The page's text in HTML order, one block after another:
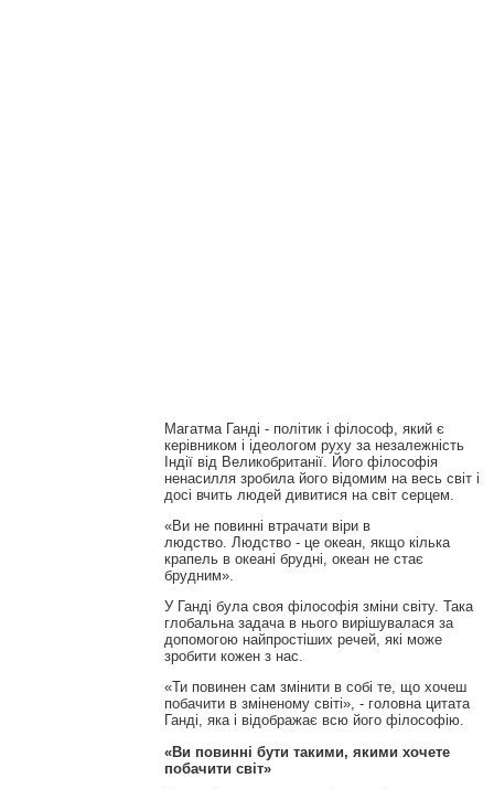
Магатма Ганді - політик і філософ, який є
керівником і ідеологом руху за незалежність
Індії від Великобританії. Його філософія
ненасилля зробила його відомим на весь світ і
досі вчить людей дивитися на світ серцем.
«Ви не повинні втрачати віри в
людство. Людство - це океан, якщо кілька
крапель в океані брудні, океан не стає
брудним».
У Ганді була своя філософія зміни світу. Така
глобальна задача в нього вирішувалася за
допомогою найпростіших речей, які може
зробити кожен з нас.
«Ти повинен сам змінити в собі те, що хочеш
побачити в зміненому світі», - головна цитата
Ганді, яка і відображає всю його філософію.
«Ви повинні бути такими, якими хочете
побачити світ»